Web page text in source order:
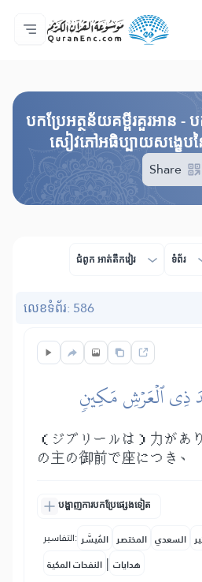
ទំព័រ​ដេីម
មាតិកានៃការបកប្រែ
Audio
សេវាកម្មសម្រាប់អ្នកអភិវឌ្ឍន៍
អំពី​គម្រោង
ទំនាក់ទំងមកកាន់យើងខ្ញុំ
ភាសា
បកប្រែអត្ថន័យគម្ពីរគួរអាន -
សៀវភៅអធិប្បាយសង្ខេបន
Share
ជំពូក​ អាត់តឹកវៀរ ទំព័រ
លេខ​ទំព័រ: 586
ذِي ٱلۡعَرۡشِ مَكِينٖ
（ジブリールは）力があ
の主の御前で座につき、
បង្ហាញការបកប្រែផ្សេងទៀត
التفاسير: المُيسَّر المختصر السعدي
النفحات المكية | هدايات